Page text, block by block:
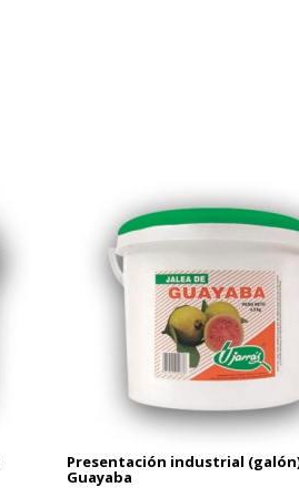
Presentación industrial
Guayaba